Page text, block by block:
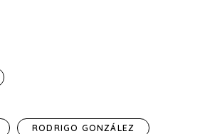
RODRIGO GONZÁLEZ